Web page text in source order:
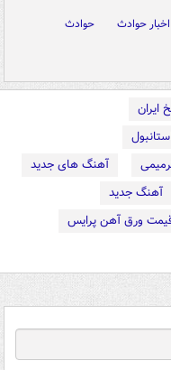
اخبار حوادث
حوادث
ایران
آهنگ های جدید
آهنگ جدید
ورق آهن پرایس